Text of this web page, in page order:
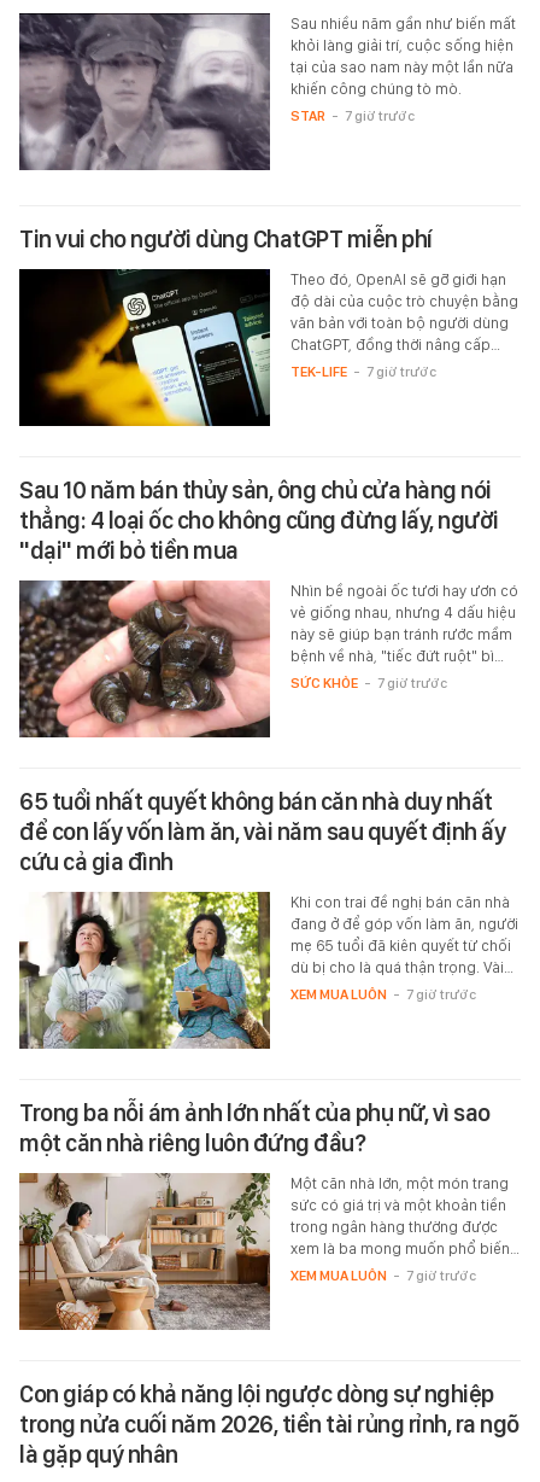
Sau nhiều năm gần như biến mất
khỏi làng giải trí, cuộc sống hiện
tại của sao nam này một lần nữa
khiến công chúng tò mò.
STAR - 7 giờ trước
Tin vui cho người dùng ChatGPT miễn phí
Theo đó, OpenAI sẽ gỡ giới hạn
độ dài của cuộc trò chuyện bằng
văn bản với toàn bộ người dùng
ChatGPT, đồng thời nâng cấp…
TEK-LIFE - 7 giờ trước
Sau 10 năm bán thủy sản, ông chủ cửa hàng nói
thẳng: 4 loại ốc cho không cũng đừng lấy, người
"dại" mới bỏ tiền mua
Nhìn bề ngoài ốc tươi hay ươn có
vẻ giống nhau, nhưng 4 dấu hiệu
này sẽ giúp bạn tránh rước mầm
bệnh về nhà, "tiếc đứt ruột" bì…
SỨC KHỎE - 7 giờ trước
65 tuổi nhất quyết không bán căn nhà duy nhất
để con lấy vốn làm ăn, vài năm sau quyết định ấy
cứu cả gia đình
Khi con trai đề nghị bán căn nhà
đang ở để góp vốn làm ăn, người
mẹ 65 tuổi đã kiên quyết từ chối
dù bị cho là quá thận trọng. Vài…
XEM MUA LUÔN - 7 giờ trước
Trong ba nỗi ám ảnh lớn nhất của phụ nữ, vì sao
một căn nhà riêng luôn đứng đầu?
Một căn nhà lớn, một món trang
sức có giá trị và một khoản tiền
trong ngân hàng thường được
xem là ba mong muốn phổ biến…
XEM MUA LUÔN - 7 giờ trước
Con giáp có khả năng lội ngược dòng sự nghiệp
trong nửa cuối năm 2026, tiền tài rủng rỉnh, ra ngõ
là gặp quý nhân